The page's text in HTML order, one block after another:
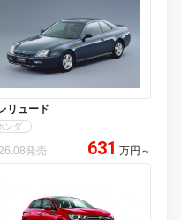
リュード
ンダ
発売 631 万円 ～